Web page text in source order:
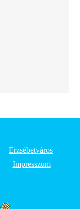
Erzsébetváros
Impresszum